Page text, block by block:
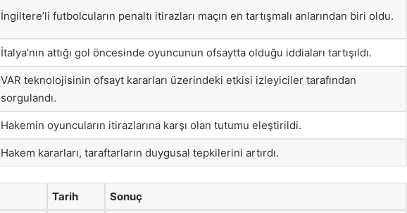
İngiltere’li futbolcuların penaltı itirazları maçın en tartışmalı anlarından biri oldu.
İtalya’nın attığı gol öncesinde oyuncunun ofsaytta olduğu iddiaları tartışıldı.
VAR teknolojisinin ofsayt kararları üzerindeki etkisi izleyiciler tarafından
sorgulandı.
Hakemin oyuncuların itirazlarına karşı olan tutumu eleştirildi.
Hakem kararları, taraftarların duygusal tepkilerini artırdı.
Tarih Sonuç